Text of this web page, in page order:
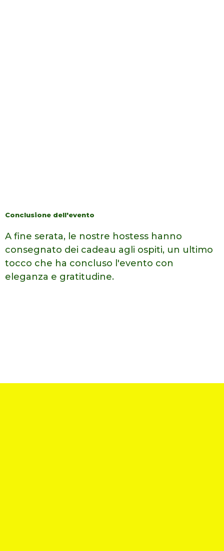
Conclusione dell'evento
A fine serata, le nostre hostess hanno
consegnato dei cadeau agli ospiti, un ultimo
tocco che ha concluso l'evento con
eleganza e gratitudine.